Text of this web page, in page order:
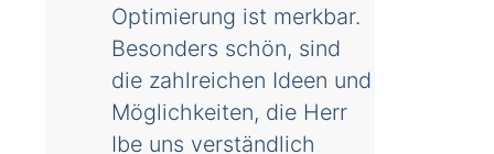
Optimierung ist merkbar.
Besonders schön, sind
die zahlreichen Ideen und
Möglichkeiten, die Herr
Ibe uns verständlich